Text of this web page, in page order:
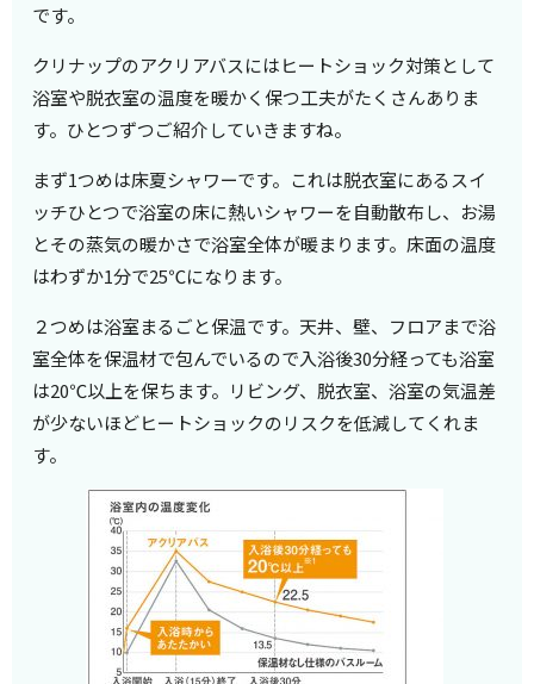
です。
クリナップのアクリアバスにはヒートショック対策として
浴室や脱衣室の温度を暖かく保つ工夫がたくさんありま
す。ひとつずつご紹介していきますね。
まず1つめは床夏シャワーです。これは脱衣室にあるスイ
ッチひとつで浴室の床に熱いシャワーを自動散布し、お湯
とその蒸気の暖かさで浴室全体が暖まります。床面の温度
はわずか1分で25℃になります。
２つめは浴室まるごと保温です。天井、壁、フロアまで浴
室全体を保温材で包んでいるので入浴後30分経っても浴室
は20℃以上を保ちます。リビング、脱衣室、浴室の気温差
が少ないほどヒートショックのリスクを低減してくれま
す。